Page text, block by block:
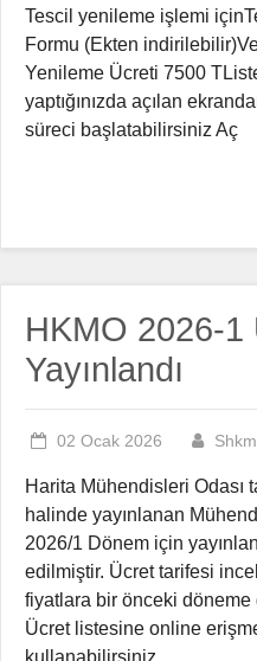
Tescil yenileme işlemi
Formu (Ekten
Yenileme Ücreti 7500
yaptığınızda açılan
süreci başlatabilirsiniz Aç
HKMO 2026-1
Yayınlandı
02 Ocak 2026
Harita Mühendisleri Odası
halinde yayınlanan
2026/1 Dönem için
edilmiştir. Ücret tarifesi
fiyatlara bir önceki
Ücret listesine online